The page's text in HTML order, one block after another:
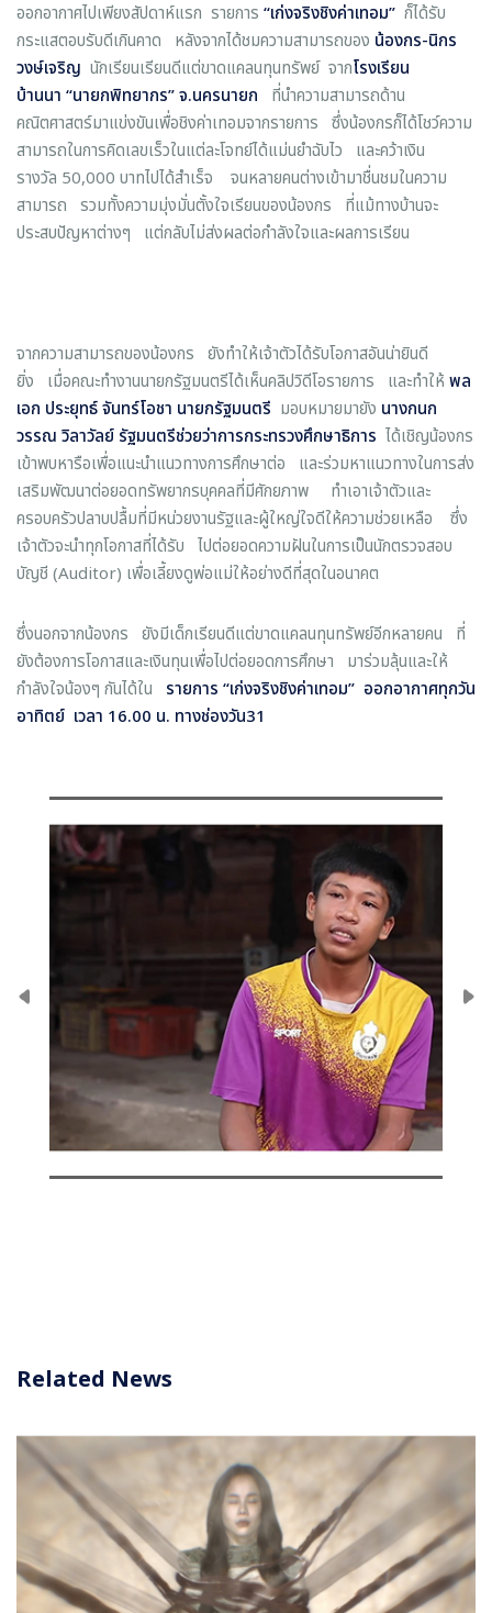
ออกอากาศไปเพียงสัปดาห์แรก รายการ “เก่งจริงชิงค่าเทอม” ก็ได้รับ
กระแสตอบรับดีเกินคาด หลังจากได้ชมความสามารถของ น้องกร-นิกร
วงษ์เจริญ นักเรียนเรียนดีแต่ขาดแคลนทุนทรัพย์ จากโรงเรียน
บ้านนา “นายกพิทยากร”จ.นครนายก ที่นำความสามารถด้าน
คณิตศาสตร์มาแข่งขันเพื่อชิงค่าเทอมจากรายการ ซึ่งน้องกรก็ได้โชว์ความ
สามารถในการคิดเลขเร็วในแต่ละโจทย์ได้แม่นยำฉับไว และคว้าเงิน
รางวัล 50,000 บาทไปได้สำเร็จ จนหลายคนต่างเข้ามาชื่นชมในความ
สามารถ รวมทั้งความมุ่งมั่นตั้งใจเรียนของน้องกร ที่แม้ทางบ้านจะ
ประสบปัญหาต่างๆ แต่กลับไม่ส่งผลต่อกำลังใจและผลการเรียน
จากความสามารถของน้องกร ยังทำให้เจ้าตัวได้รับโอกาสอันน่ายินดี
ยิ่ง เมื่อคณะทำงานนายกรัฐมนตรีได้เห็นคลิปวิดีโอรายการ และทำให้ พล
เอก ประยุทธ์ จันทร์โอชา นายกรัฐมนตรี มอบหมายมายัง นางกนก
วรรณ วิลาวัลย์ รัฐมนตรีช่วยว่าการกระทรวงศึกษาธิการ ได้เชิญน้องกร
เข้าพบหารือเพื่อแนะนำแนวทางการศึกษาต่อ และร่วมหาแนวทางในการส่ง
เสริมพัฒนาต่อยอดทรัพยากรบุคคลที่มีศักยภาพ ทำเอาเจ้าตัวและ
ครอบครัวปลาบปลื้มที่มีหน่วยงานรัฐและผู้ใหญ่ใจดีให้ความช่วยเหลือ ซึ่ง
เจ้าตัวจะนำทุกโอกาสที่ได้รับ ไปต่อยอดความฝันในการเป็นนักตรวจสอบ
บัญชี (Auditor) เพื่อเลี้ยงดูพ่อแม่ให้อย่างดีที่สุดในอนาคต
ซึ่งนอกจากน้องกร ยังมีเด็กเรียนดีแต่ขาดแคลนทุนทรัพย์อีกหลายคน ที่
ยังต้องการโอกาสและเงินทุนเพื่อไปต่อยอดการศึกษา มาร่วมลุ้นและให้
กำลังใจน้องๆ กันได้ใน รายการ “เก่งจริงชิงค่าเทอม” ออกอากาศทุกวัน
อาทิตย์ เวลา 16.00 น. ทางช่องวัน31
Related News